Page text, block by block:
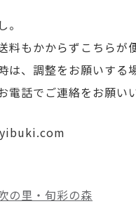
料もかからずこちらが
は、調整をお願いする
電話でご連絡をお願い
里・旬彩の森